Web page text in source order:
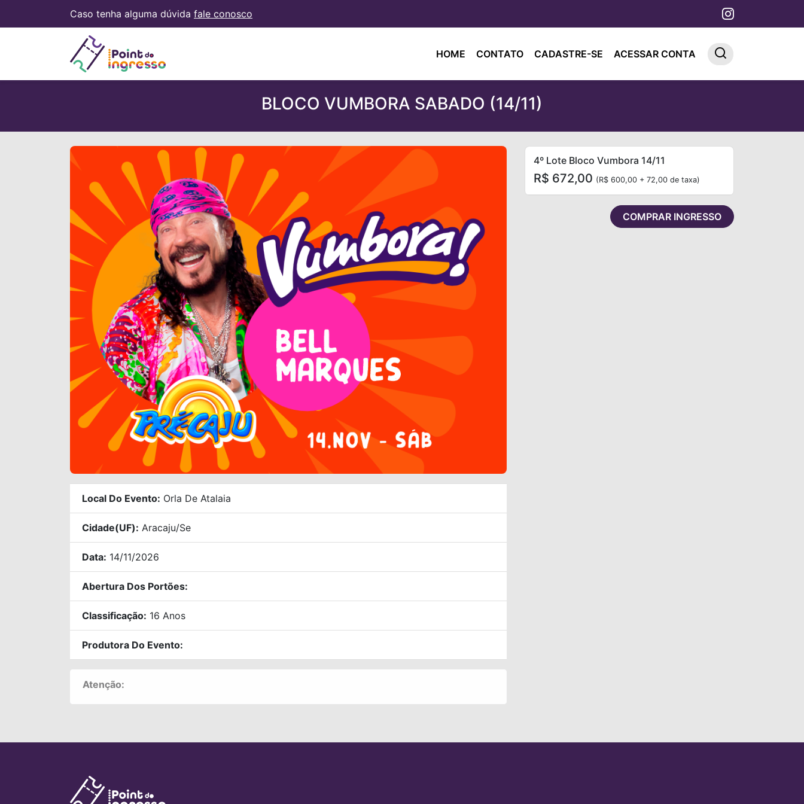
Caso tenha alguma dúvida fale conosco
HOME CONTATO CADASTRE-SE ACESSAR CONTA
BLOCO VUMBORA SABADO (14/11)
Local Do Evento: Orla De Atalaia
Cidade(UF): Aracaju/se
Data: 14/11/2026
Abertura Dos Portões:
Classificação: 16 Anos
Produtora Do Evento:
Atenção:
4º Lote Bloco Vumbora 14/11
R$ 672,00 (R$ 600,00 + 72,00 de taxa)
COMPRAR INGRESSO